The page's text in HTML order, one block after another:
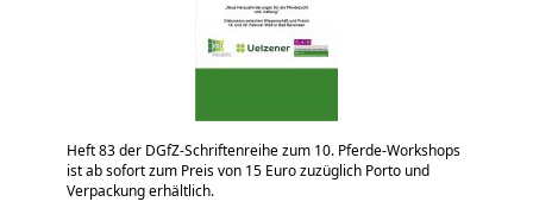
Heft 83 der DGfZ-Schriftenreihe zum 10. Pferde-Workshops
ist ab sofort zum Preis von 15 Euro zuzüglich Porto und
Verpackung erhältlich.